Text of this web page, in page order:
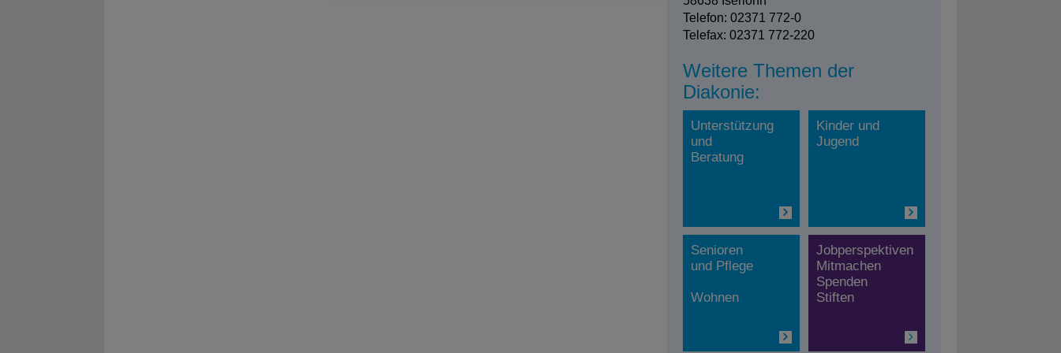
Telefon: 02371 772-0
Telefax: 02371 772-220
Weitere Themen der
Diakonie:
Unterstützung
und
Beratung
Kinder und
Jugend
Senioren
und Pflege
Wohnen
Jobperspektiven
Mitmachen
Spenden
Stiften